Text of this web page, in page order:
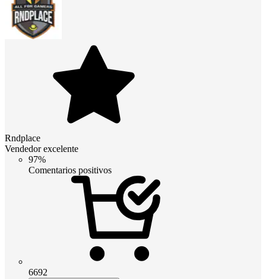
Rndplace
Vendedor excelente
97%
Comentarios positivos
6692